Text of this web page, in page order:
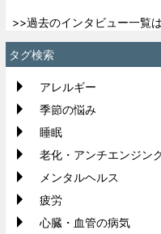
>>過去のインタビュー一覧
タグ検索
アレルギー
季節の悩み
睡眠
老化・アンチエンジン
メンタルヘルス
疲労
心臓・血管の病気